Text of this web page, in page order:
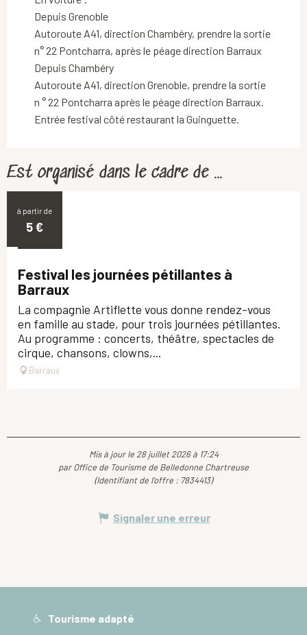
Depuis Grenoble
Autoroute A41, direction Chambéry, prendre la sortie
n° 22 Pontcharra, après le péage direction Barraux
Depuis Chambéry
Autoroute A41, direction Grenoble, prendre la sortie
n ° 22 Pontcharra après le péage direction Barraux.
Entrée festival côté restaurant la Guinguette.
Est organisé dans le cadre de ...
à partir de
5€
25
SEPT.
Festival les journées pétillantes à
Barraux
La compagnie Artiflette vous donne rendez-vous
en famille au stade, pour trois journées pétillantes.
Au programme : concerts, théâtre, spectacles de
cirque, chansons, clowns,...
Barraux
Mis à jour le 28 juillet 2026 à 17:24
par Office de Tourisme de Belledonne Chartreuse
(Identifiant de l'offre : 7834413)
Signaler une erreur
Tourisme adapté